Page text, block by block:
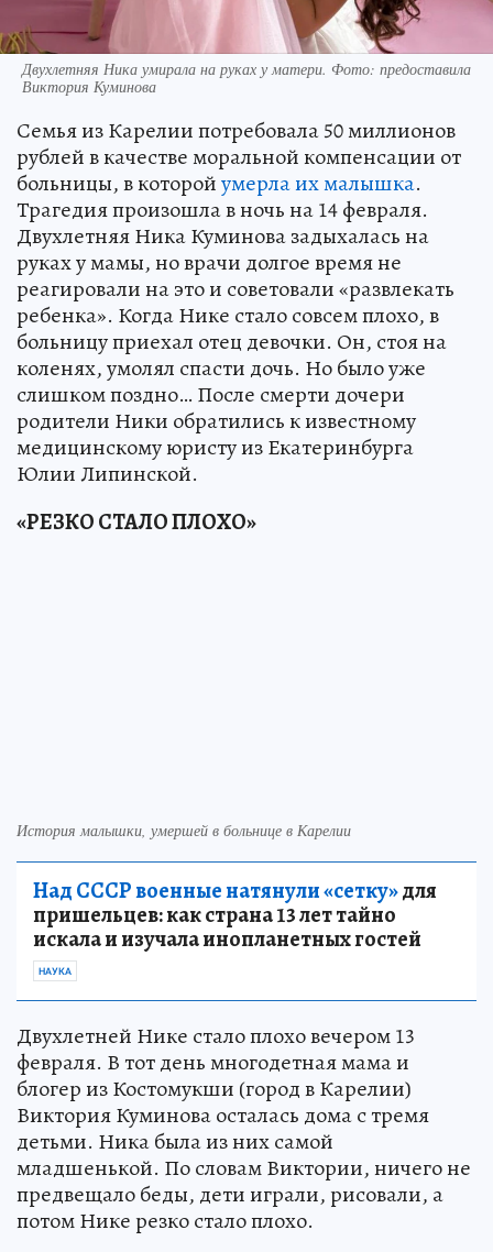
Двухлетняя Ника умирала на руках у матери. Фото: предоставила
Виктория Куминова
Семья из Карелии потребовала 50 миллионов
рублей в качестве моральной компенсации от
больницы, в которойумерла их малышка.
Трагедия произошла в ночь на 14 февраля.
Двухлетняя Ника Куминова задыхалась на
руках у мамы, но врачи долгое время не
реагировали на это и советовали «развлекать
ребенка». Когда Нике стало совсем плохо, в
больницу приехал отец девочки. Он, стоя на
коленях, умолял спасти дочь. Но было уже
слишком поздно… После смерти дочери
родители Ники обратились к известному
медицинскому юристу из Екатеринбурга
Юлии Липинской.
«РЕЗКО СТАЛО ПЛОХО»
История малышки, умершей в больнице в Карелии
Над СССР военные натянули «сетку»для
пришельцев: как страна 13 лет тайно
искала и изучала инопланетных гостей
НАУКА
Двухлетней Нике стало плохо вечером 13
февраля. В тот день многодетная мама и
блогер из Костомукши (город в Карелии)
Виктория Куминова осталась дома с тремя
детьми. Ника была из них самой
младшенькой. По словам Виктории, ничего не
предвещало беды, дети играли, рисовали, а
потом Нике резко стало плохо.